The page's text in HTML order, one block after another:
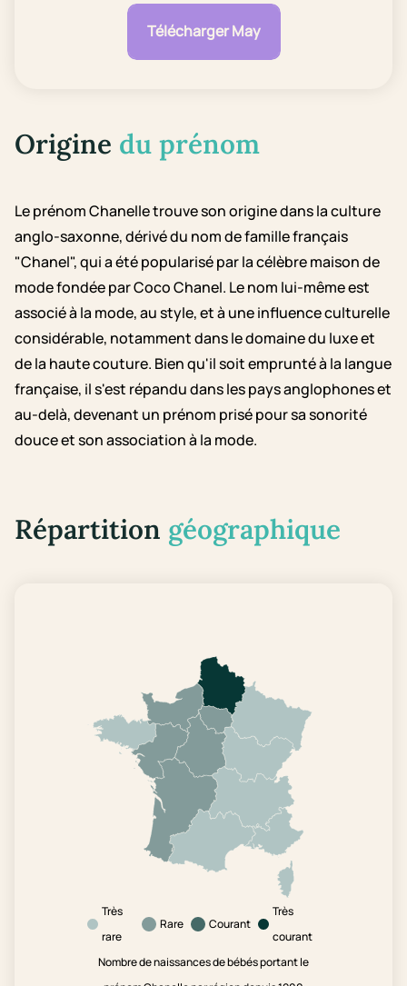
Télécharger May
Origine du prénom
Le prénom Chanelle trouve son origine dans la culture
anglo-saxonne, dérivé du nom de famille français
"Chanel", qui a été popularisé par la célèbre maison de
mode fondée par Coco Chanel. Le nom lui-même est
associé à la mode, au style, et à une influence culturelle
considérable, notamment dans le domaine du luxe et
de la haute couture. Bien qu'il soit emprunté à la langue
française, il s'est répandu dans les pays anglophones et
au-delà, devenant un prénom prisé pour sa sonorité
douce et son association à la mode.
Répartition géographique
Très
rare
Rare Courant
Très
courant
Nombre de naissances de bébés portant le